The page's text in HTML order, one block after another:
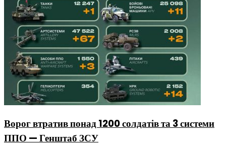
Ворог втратив понад 1200 солдатів та 3 системи
ППО — Генштаб ЗСУ